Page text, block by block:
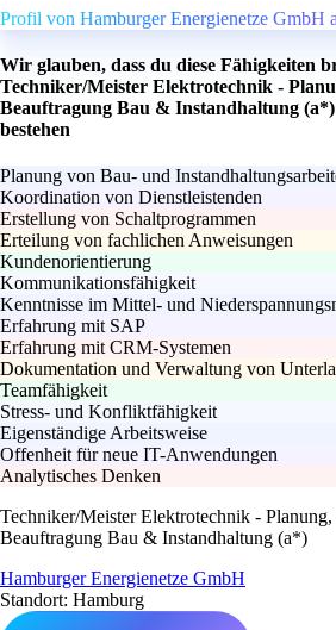
Profil von Hamburger Energienetze GmbH
Wir glauben, dass du diese Fähigkeiten
Techniker/Meister Elektrotechnik -
Beauftragung Bau & Instandhaltung
bestehen
Planung von Bau- und
Koordination von Dienstleistenden
Erstellung von Schaltprogrammen
Erteilung von fachlichen Anweisungen
Kundenorientierung
Kommunikationsfähigkeit
Kenntnisse im Mittel- und
Erfahrung mit SAP
Erfahrung mit CRM-Systemen
Dokumentation und Verwaltung von
Teamfähigkeit
Stress- und Konfliktfähigkeit
Eigenständige Arbeitsweise
Offenheit für neue IT-Anwendungen
Analytisches Denken
Techniker/Meister Elektrotechnik -
Beauftragung Bau & Instandhaltung (a*)
Hamburger Energienetze GmbH
Standort: Hamburg